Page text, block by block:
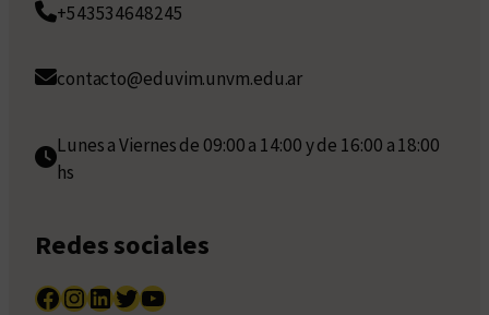
+543534648245
contacto@eduvim.unvm.edu.ar
Lunes a Viernes de 09:00 a 14:00 y de 16:00 a 18:00
hs
Redes sociales
Facebook InstagramLinkedIn Twitter YouTube